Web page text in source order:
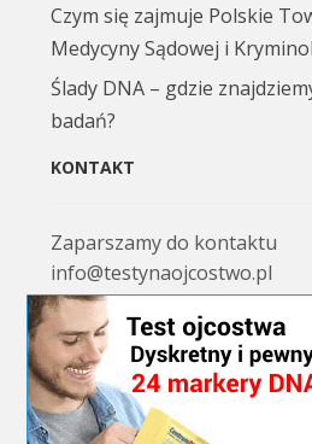
Czym się zajmuje Polskie
Medycyny Sądowej i
Ślady DNA – gdzie
badań?
KONTAKT
Zaparszamy do kontaktu
info@testynaojcostwo.pl